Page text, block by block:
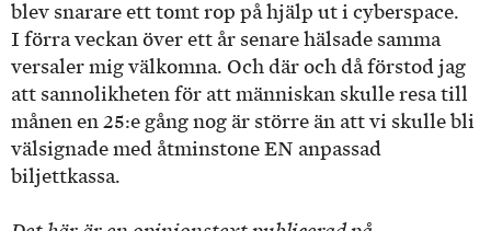
blev snarare ett tomt rop på hjälp ut i cyberspace.
I förra veckan över ett år senare hälsade samma
versaler mig välkomna. Och där och då förstod jag
att sannolikheten för att människan skulle resa till
månen en 25:e gång nog är större än att vi skulle bli
välsignade med åtminstone EN anpassad
biljettkassa.